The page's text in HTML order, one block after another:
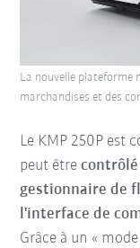
Le KMP 250P est
peut être
gestionnaire de
l'interface de
Grâce à un «
La nouvelle plateforme
marchandises et des